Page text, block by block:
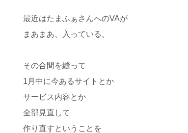
最近はたまふぁさんへのVAが
まあまあ、入っている。
その合間を縫って
1月中に今あるサイトとか
サービス内容とか
全部見直して
作り直すということを